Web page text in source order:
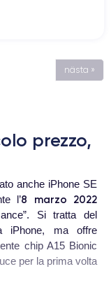
nästa »
prezzo,
anche iPhone SE
l’8 marzo 2022
Si tratta del
iPhone, ma offre
chip A15 Bionic
per la prima volta